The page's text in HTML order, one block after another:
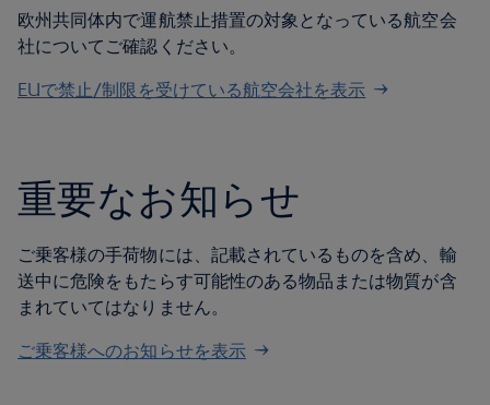
欧州共同体内で運航禁止措置の対象となっている航空会
社についてご確認ください。
EUで禁止/制限を受けている航空会社を表示
重要なお知らせ
ご乗客様の手荷物には、記載されているものを含め、輸
送中に危険をもたらす可能性のある物品または物質が含
まれていてはなりません。
ご乗客様へのお知らせを表示